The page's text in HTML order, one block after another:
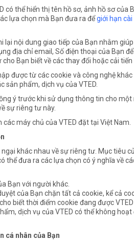
có thể hiển thị tên hồ sơ, ảnh hồ sơ
lựa chọn mà Bạn đưa ra đểgiới hạn
lại nội dung giao tiếp của Bạn nhằm
địa chỉ email, Số điện thoại của Bạn
Bạn biết về các thay đổi hoặc cải tiến
được từ các cookie và công nghệ
sản phẩm, dịch vụ của VTED.
ý trước khi sử dụng thông tin cho
sự riêng tư này.
máy chủ của VTED đặt tại Việt Nam.
khác nhau về sự riêng tư. Mục tiêu
thể đưa ra các lựa chọn có ý nghĩa về
Bạn với người khác.
của Bạn chặn tất cả cookie, kể cả
biết thời điểm cookie đang được
dịch vụ của VTED có thể không
cá nhân của Bạn